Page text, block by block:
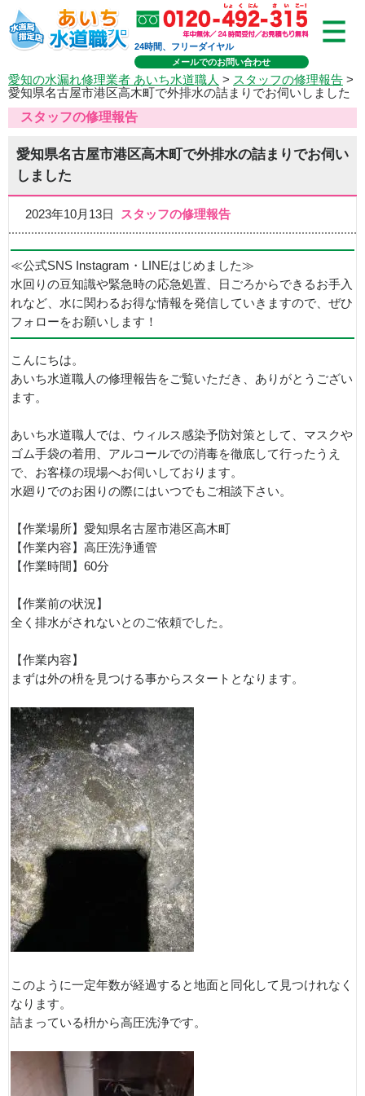
24時間、フリーダイヤル
メールでのお問い合わせ
愛知の水漏れ修理業者 あいち水道職人 > スタッフの修理報告 >
愛知県名古屋市港区高木町で外排水の詰まりでお伺いしました
スタッフの修理報告
愛知県名古屋市港区高木町で外排水の詰まりでお伺い
しました
2023年10月13日 スタッフの修理報告
≪公式SNS Instagram・LINEはじめました≫
水回りの豆知識や緊急時の応急処置、日ごろからできるお手入
れなど、水に関わるお得な情報を発信していきますので、ぜひ
フォローをお願いします！
こんにちは。
あいち水道職人の修理報告をご覧いただき、ありがとうござい
ます。
あいち水道職人では、ウィルス感染予防対策として、マスクや
ゴム手袋の着用、アルコールでの消毒を徹底して行ったうえ
で、お客様の現場へお伺いしております。
水廻りでのお困りの際にはいつでもご相談下さい。
【作業場所】愛知県名古屋市港区高木町
【作業内容】高圧洗浄通管
【作業時間】60分
【作業前の状況】
全く排水がされないとのご依頼でした。
【作業内容】
まずは外の枡を見つける事からスタートとなります。
このように一定年数が経過すると地面と同化して見つけれなく
なります。
詰まっている枡から高圧洗浄です。